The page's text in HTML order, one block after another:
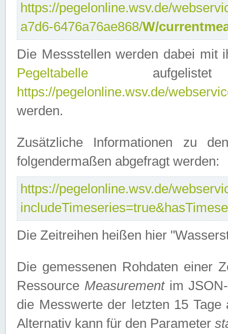
https://pegelonline.wsv.de/
a7d6-6476a76ae868/W/
Die Messstellen werden dabei mit
Pegeltabelle
https://pegelonline.wsv.de/
werden.
Zusätzliche Informationen zu
folgendermaßen abgefragt werden:
https://pegelonline.wsv.de/
Die Zeitreihen heißen hier
Die gemessenen Rohdaten einer
Ressource Measurementim JSON-
die Messwerte der letzten 15
Alternativ kann für den Parameter